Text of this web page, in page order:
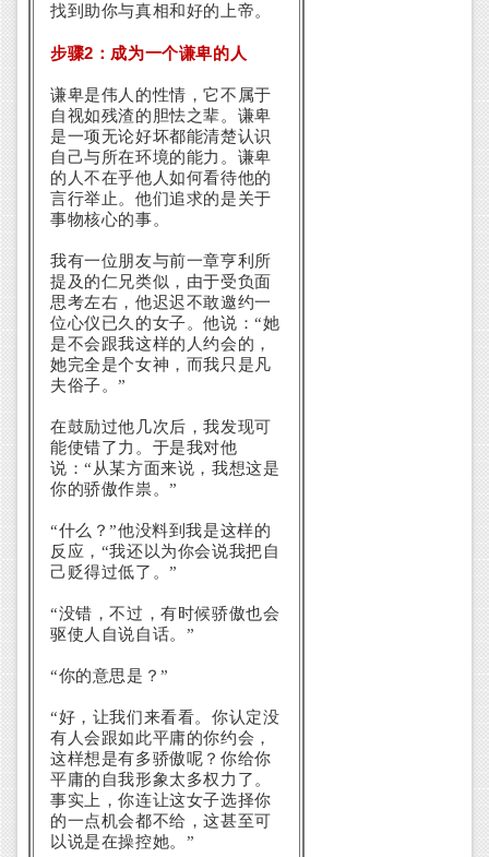
找到助你与真相和好的上帝。
步骤2 ：成为一个谦卑的人
谦卑是伟人的性情，它不属于
自视如残渣的胆怯之辈。谦卑
是一项无论好坏都能清楚认识
自己与所在环境的能力。谦卑
的人不在乎他人如何看待他的
言行举止。他们追求的是关于
事物核心的事。
我有一位朋友与前一章亨利所
提及的仁兄类似，由于受负面
思考左右，他迟迟不敢邀约一
位心仪已久的女子。他说：“她
是不会跟我这样的人约会的，
她完全是个女神，而我只是凡
夫俗子。”
在鼓励过他几次后，我发现可
能使错了力。于是我对他
说：“从某方面来说，我想这是
你的骄傲作祟。”
“什么？”他没料到我是这样的
反应，“我还以为你会说我把自
己贬得过低了。”
“没错，不过，有时候骄傲也会
驱使人自说自话。”
“你的意思是？”
“好，让我们来看看。你认定没
有人会跟如此平庸的你约会，
这样想是有多骄傲呢？你给你
平庸的自我形象太多权力了。
事实上，你连让这女子选择你
的一点机会都不给，这甚至可
以说是在操控她。”